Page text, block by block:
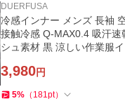
DUERFUSA
冷感インナー メンズ 長袖
接触冷感 Q-MAX0.4 吸汗速
シュ素材 黒 涼しい作業服
3,980円
5% （ 181pt）